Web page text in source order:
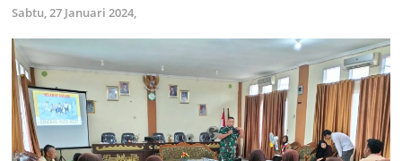
Sabtu, 27 Januari 2024,